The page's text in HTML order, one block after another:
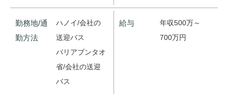
勤務地/通
勤方法
ハノイ/会社の
送迎バス
バリアブンタオ
省/会社の送迎
バス
給与
年収500万～
700万円